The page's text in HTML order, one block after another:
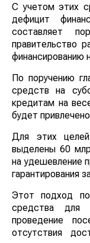
С учетом этих
дефицит
составляет
правительство
финансированию
По поручению
средств на
кредитам на
будет
Для этих
выделены 60
на
цели
Этот подход
средства
проведение
отсутствия